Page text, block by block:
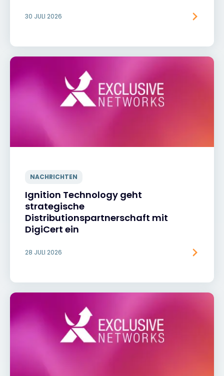
30 JULI 2026
NACHRICHTEN
Ignition Technology geht
strategische
Distributionspartnerschaft mit
DigiCert ein
28 JULI 2026